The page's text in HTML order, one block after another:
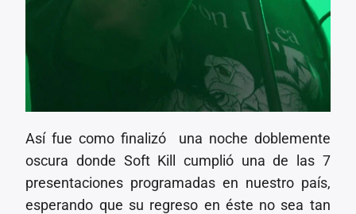
Así fue como finalizó una noche doblemente
oscura donde Soft Kill cumplió una de las 7
presentaciones programadas en nuestro país,
esperando que su regreso en éste no sea tan